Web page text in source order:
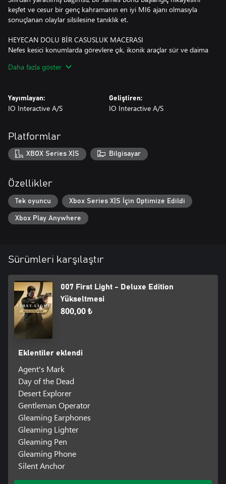
keşfet ve cesur bir genç kahramanın en iyi MI6 ajanı olmasıyla
sonuçlanan olaylar silsilesine tanıklık et.
HEYECAN DOLU BİR CASUSLUK MACERASI
Nefes kesici konumlarda görevlere çık, ikonik araçlar sür ve daima
sinematik maceraya atıl.
İster sessizce ister gümbür gümbür ilerle. Kontrolün tamamen
sende olduğu bu macerada yumruklarını mı yoksa silahlarını mı
MI6’E HOŞ GELDİN
Bitmek tükenmek nedir bilmeyen bir casusluk eğlencesinde
yeniden oyna!
Daha fazla göster
Yayımlayan:
IO Interactive A/S
Geliştiren:
IO Interactive A/S
Platformlar
XBOX Series X|S Bilgisayar
Özellikler
Tek oyuncu Xbox Series X|S İçin Optimize Edildi
Xbox Play Anywhere
Sürümleri karşılaştır
007 First Light - Deluxe Edition
Yükseltmesi
800,00 ₺
Eklentiler eklendi
Agent's Mark
Day of the Dead
Desert Explorer
Gentleman Operator
Gleaming Earphones
Gleaming Lighter
Gleaming Pen
Gleaming Phone
Silent Anchor